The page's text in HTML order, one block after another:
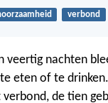
verbond
veertig nachten
eten of te
de tien